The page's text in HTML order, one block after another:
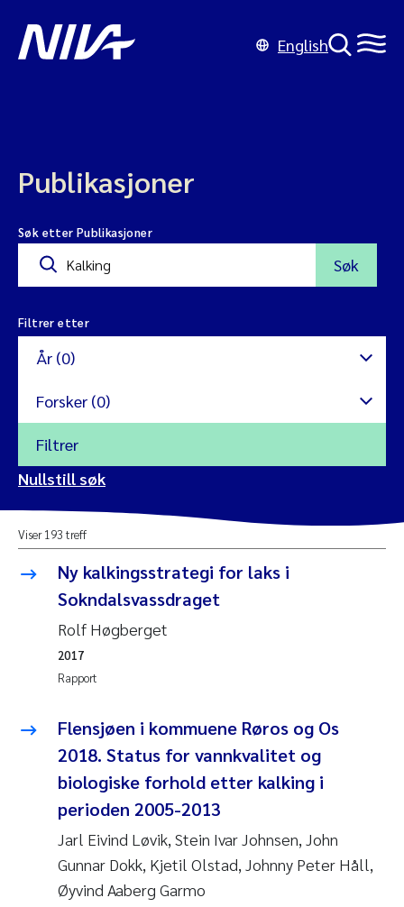
English
Publikasjoner
Søk etter Publikasjoner
Søk
Filtrer etter
År (0)
2024
2023
2021
2020
2019
2017
Forsker (0)
Yan Lin
Kristina Øie Kvile
Areti Balkoni
Marianne Stave Sekkenes
Charles Patrick Lavin
Eirin Aasland
Julia Szulecka
Nullstill
Filtrer
Nullstill søk
Viser 193 treff
Ny kalkingsstrategi for laks i
Sokndalsvassdraget
Rolf Høgberget
Rapport
2017
Flensjøen i kommuene Røros og Os
2018. Status for vannkvalitet og
biologiske forhold etter kalking i
perioden 2005-2013
Jarl Eivind Løvik, Stein Ivar Johnsen, John
Gunnar Dokk, Kjetil Olstad, Johnny Peter Håll,
Øyvind Aaberg Garmo